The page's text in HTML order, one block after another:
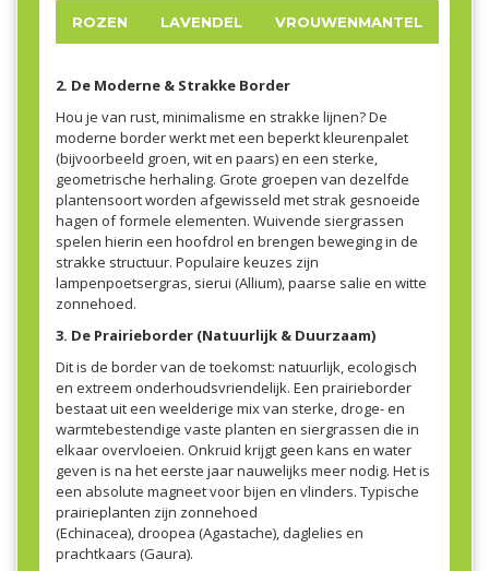
ROZEN LAVENDEL VROUWENMANTEL
2. De Moderne & Strakke Border
Hou je van rust, minimalisme en strakke lijnen? De
moderne border werkt met een beperkt kleurenpalet
(bijvoorbeeld groen, wit en paars) en een sterke,
geometrische herhaling. Grote groepen van dezelfde
plantensoort worden afgewisseld met strak gesnoeide
hagen of formele elementen. Wuivende siergrassen
spelen hierin een hoofdrol en brengen beweging in de
strakke structuur. Populaire keuzes zijn
lampenpoetsergras, sierui (Allium), paarse salie en witte
zonnehoed.
3. De Prairieborder (Natuurlijk & Duurzaam)
Dit is de border van de toekomst: natuurlijk, ecologisch
en extreem onderhoudsvriendelijk. Een prairieborder
bestaat uit een weelderige mix van sterke, droge- en
warmtebestendige vaste planten en siergrassen die in
elkaar overvloeien. Onkruid krijgt geen kans en water
geven is na het eerste jaar nauwelijks meer nodig. Het is
een absolute magneet voor bijen en vlinders. Typische
prairieplanten zijn zonnehoed
(Echinacea), droopea (Agastache), daglelies en
prachtkaars (Gaura).